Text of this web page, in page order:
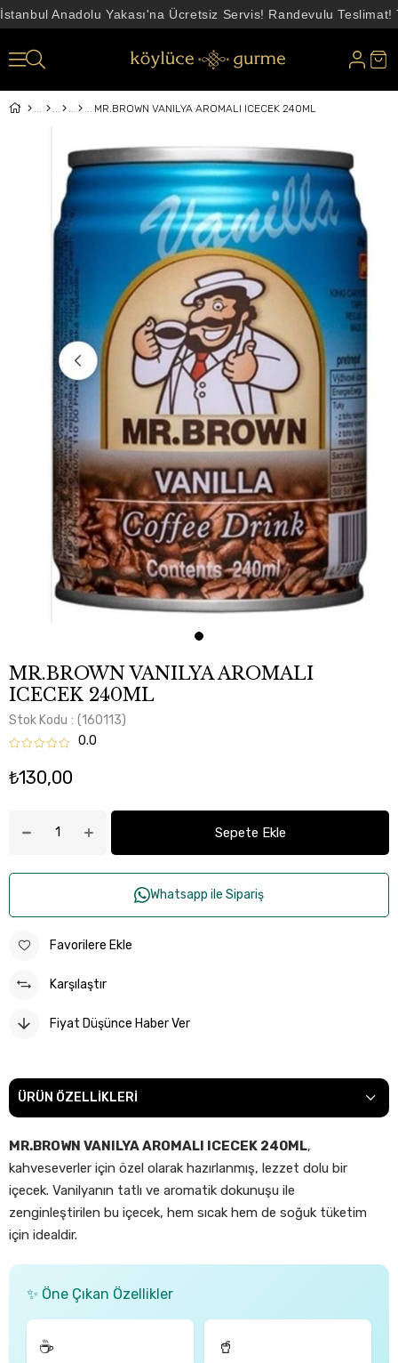
İstanbul Anadolu Yakası'na Ücretsiz Servis! Randevulu
MR.BROWN VANILYA AROMALI ICECEK 240ML
MR.BROWN VANILYA AROMALI
ICECEK 240ML
Stok Kodu
(160113)
0.0
₺130,00
Whatsapp ile Sipariş
Favorilere Ekle
Karşılaştır
Fiyat Düşünce Haber Ver
ÜRÜN ÖZELLIKLERI
MR.BROWN VANILYA AROMALI ICECEK 240ML,
kahveseverler için özel olarak hazırlanmış, lezzet dolu bir
içecek. Vanilyanın tatlı ve aromatik dokunuşu ile
zenginleştirilen bu içecek, hem sıcak hem de soğuk tüketim
için idealdir.
✨ Öne Çıkan Özellikler
☕ 🥤